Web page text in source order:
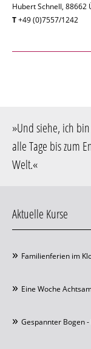
Hubert Schnell, 88662
T+49 (0)7557/1242
»Und siehe, ich
alle Tage bis zum
Welt.«
Aktuelle Kurse
Familienferien im
Eine Woche
Gespannter Bogen